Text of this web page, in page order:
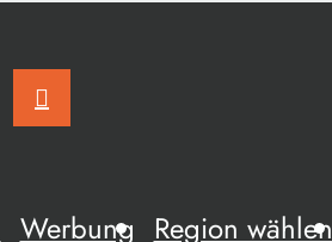
Werbung Region wählen